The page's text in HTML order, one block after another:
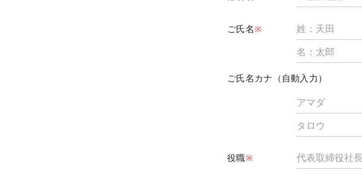
ご氏名※
ご氏名カナ（自動入力）
役職※